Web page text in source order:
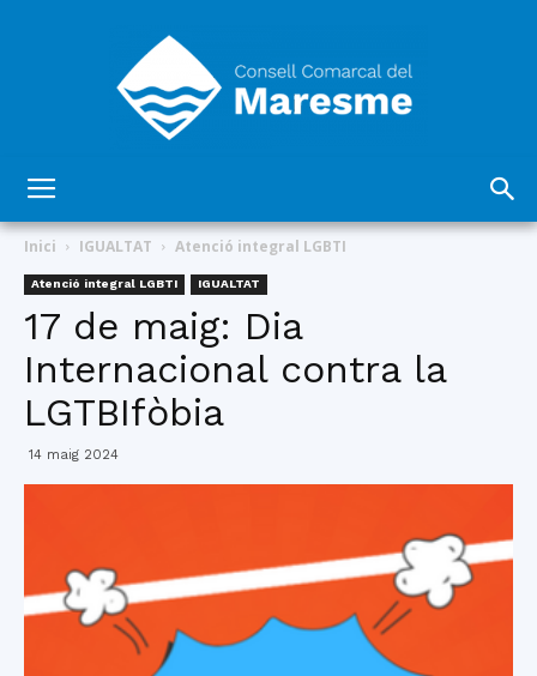
Comarcal
Inici IGUALTAT Atenció integral LGBTI
Atenció integral LGBTI IGUALTAT
17 de maig: Dia
Internacional contra la
LGTBIfòbia
14 maig 2024